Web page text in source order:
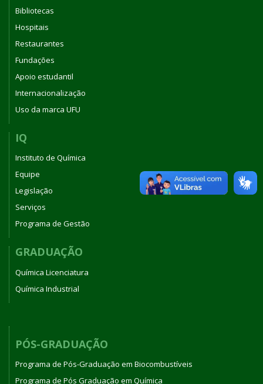
Bibliotecas
Hospitais
Restaurantes
Fundações
Apoio estudantil
Internacionalização
Uso da marca UFU
IQ
Instituto de Química
Equipe
Legislação
Serviços
Programa de Gestão
GRADUAÇÃO
Química Licenciatura
Química Industrial
PÓS-GRADUAÇÃO
Programa de Pós-Graduação em Biocombustíveis
Programa de Pós Graduação em Química